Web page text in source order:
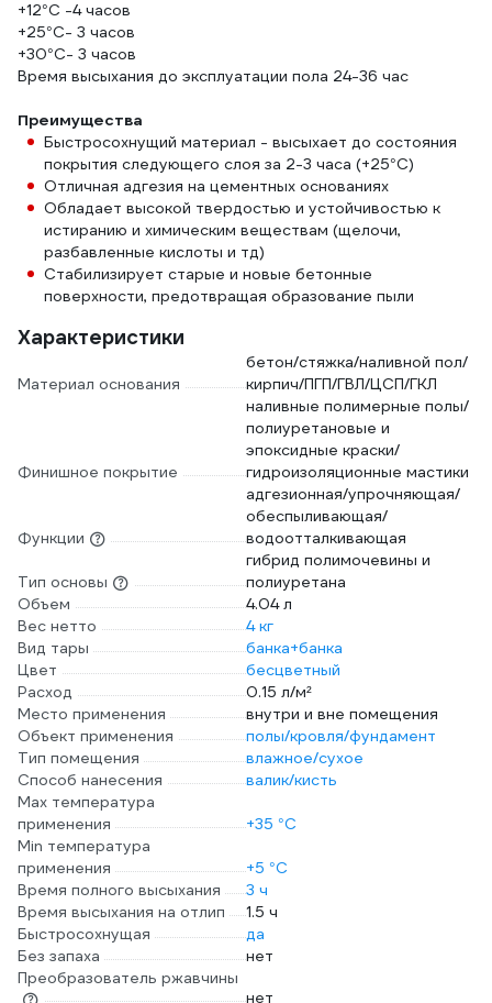
+12°C -4 часов
+25°C- 3 часов
+30°C- 3 часов
Время высыхания до эксплуатации пола 24-36 час
Преимущества
Быстросохнущий материал - высыхает до состояния
покрытия следующего слоя за 2-3 часа (+25°C)
Отличная адгезия на цементных основаниях
Обладает высокой твердостью и устойчивостью к
истиранию и химическим веществам (щелочи,
разбавленные кислоты и тд)
Стабилизирует старые и новые бетонные
поверхности, предотвращая образование пыли
Характеристики
Материал основания
бетон/стяжка/наливной пол/
кирпич/ПГП/ГВЛ/ЦСП/ГКЛ
Финишное покрытие
наливные полимерные полы/
полиуретановые и
эпоксидные краски/
гидроизоляционные мастики
Функции
адгезионная/упрочняющая/
обеспыливающая/
водоотталкивающая
Тип основы
гибрид полимочевины и
полиуретана
Объем
4.04 л
Вес нетто
4 кг
Вид тары
банка+банка
Цвет
бесцветный
Расход
0.15 л/м²
Место применения
внутри и вне помещения
Объект применения
полы/кровля/фундамент
Тип помещения
влажное/сухое
Способ нанесения
валик/кисть
Max температура
применения
+35 °С
Min температура
применения
+5 °С
Время полного высыхания
3 ч
Время высыхания на отлип
1.5 ч
Быстросохнущая
да
Без запаха
нет
Преобразователь ржавчины
нет